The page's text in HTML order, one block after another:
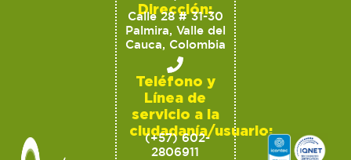
Dirección:
Calle 28 # 31-30
Palmira, Valle del
Cauca, Colombia
Teléfono y
Línea de
servicio a la
ciudadanía/usuario:
(+57) 602-
2806911